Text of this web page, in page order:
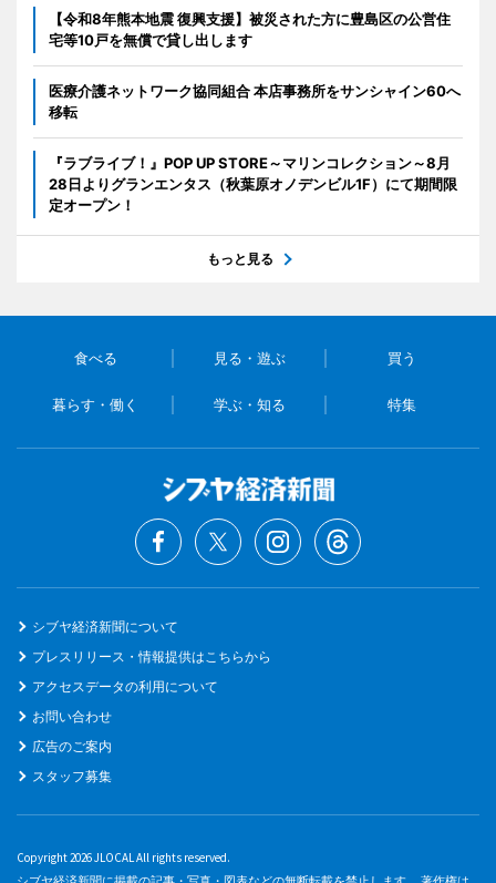
【令和8年熊本地震 復興支援】被災された方に豊島区の公営住
宅等10戸を無償で貸し出します
医療介護ネットワーク協同組合 本店事務所をサンシャイン60へ
移転
『ラブライブ！』POP UP STORE～マリンコレクション～8月
28日よりグランエンタス（秋葉原オノデンビル1F）にて期間限
定オープン！
もっと見る
食べる 見る・遊ぶ 買う
暮らす・働く 学ぶ・知る 特集
シブヤ経済新聞について
プレスリリース・情報提供はこちらから
アクセスデータの利用について
お問い合わせ
広告のご案内
スタッフ募集
Copyright 2026 JLOCAL All rights reserved.